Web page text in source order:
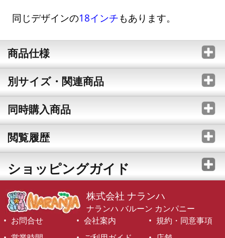
同じデザインの18インチもあります。
商品仕様
別サイズ・関連商品
同時購入商品
閲覧履歴
ショッピングガイド
株式会社 ナランハ
ナランハ バルーン カンパニー
お問合せ
会社案内
規約・同意事項